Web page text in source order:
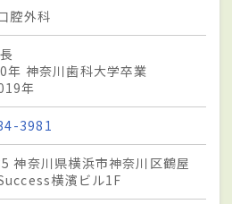
腔外科
神奈川歯科大学卒業
年
3981
神奈川県横浜市神奈川区鶴屋
横濱ビル1F